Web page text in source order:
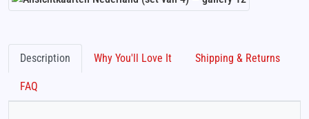
Description Why You'll Love It Shipping & Returns
FAQ